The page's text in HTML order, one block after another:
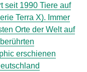
seit 1990 Tiere auf
Terra X). Immer
Orte der Welt auf
erschienen